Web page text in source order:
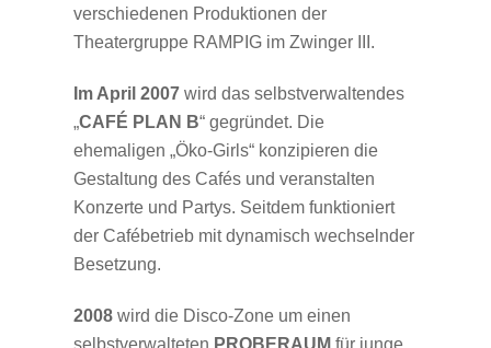
verschiedenen Produktionen der
Theatergruppe RAMPIG im Zwinger III.
Im April 2007 wird das selbstverwaltendes
„CAFÉ PLAN B“ gegründet. Die
ehemaligen „Öko-Girls“ konzipieren die
Gestaltung des Cafés und veranstalten
Konzerte und Partys. Seitdem funktioniert
der Cafébetrieb mit dynamisch wechselnder
Besetzung.
2008 wird die Disco-Zone um einen
selbstverwalteten PROBERAUM für junge